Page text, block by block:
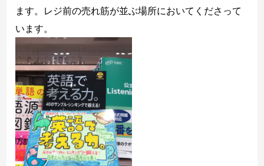
ます。レジ前の売れ筋が並ぶ場所においてくださって
います。